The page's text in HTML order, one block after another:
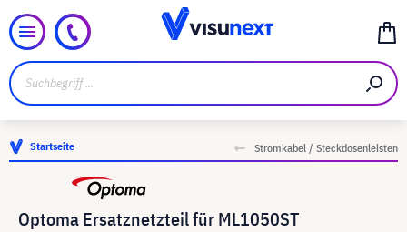
Startseite Stromkabel / Steckdosenleisten
Optoma Ersatznetzteil für ML1050ST